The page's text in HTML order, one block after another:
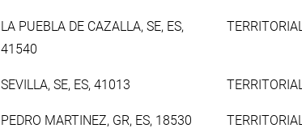
LA PUEBLA DE CAZALLA, SE, ES,
41540
SEVILLA, SE, ES, 41013
PEDRO MARTINEZ, GR, ES, 18530